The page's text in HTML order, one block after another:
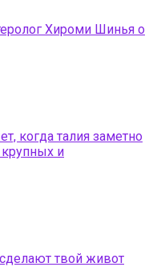
Хироми Шинья о
когда талия заметно
и
твой живот